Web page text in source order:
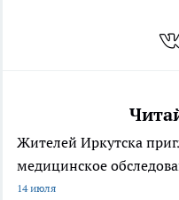
Жителей Иркутска
медицинское
14 июля